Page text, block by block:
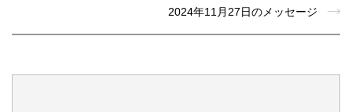
2024年11月27日のメッセージ